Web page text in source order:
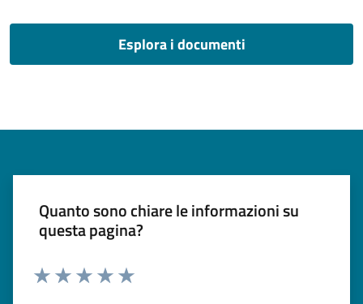
Esplora i documenti
Quanto sono chiare le informazioni su
questa pagina?